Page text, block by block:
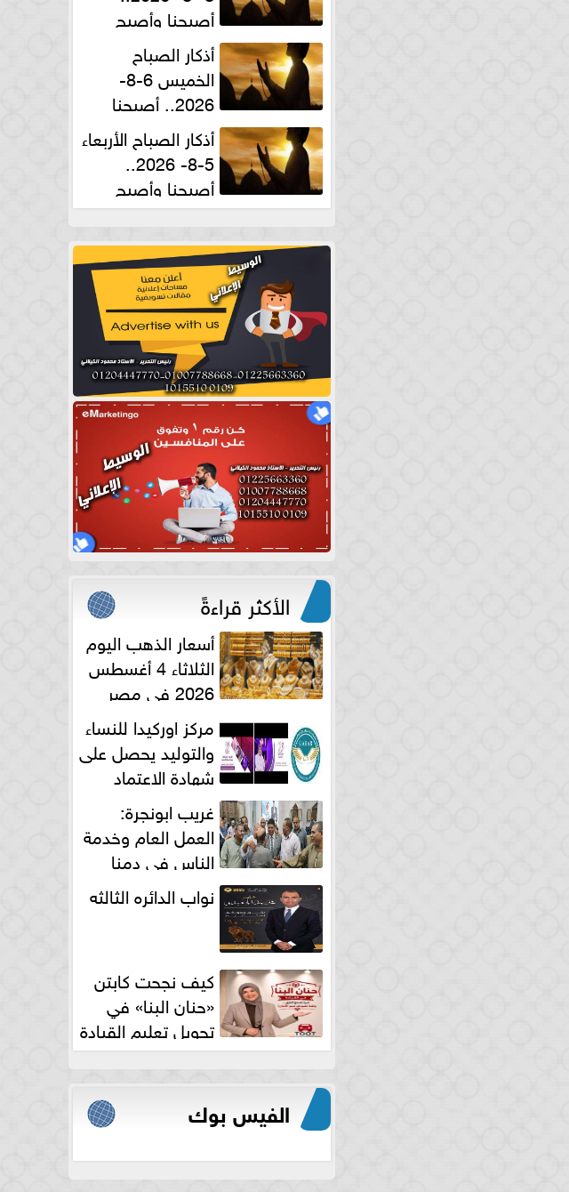
أصبحنا وأصبح
الملك لله والحمد للهأذكار الصباح
الخميس 6-8-
2026.. أصبحنا
وأصبح الملك لله والحمد لله
أذكار الصباح الأربعاء
5-8- 2026..
أصبحنا وأصبح
الملك لله والحمد لله
الأكثر قراءةً
أسعار الذهب اليوم
الثلاثاء 4 أغسطس
2026 في مصر
مركز اوركيدا للنساء
والتوليد يحصل على
شهادة الاعتماد
الكامل
غريب ابونجرة:
العمل العام وخدمة
الناس فى دمنا
نواب الدائره الثالثه
كيف نجحت كابتن
«حنان البنا» في
تحويل تعليم القيادة
النسائية من خوف...
الفيس بوك